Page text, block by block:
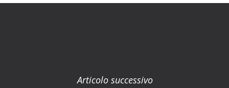
Articolo successivo